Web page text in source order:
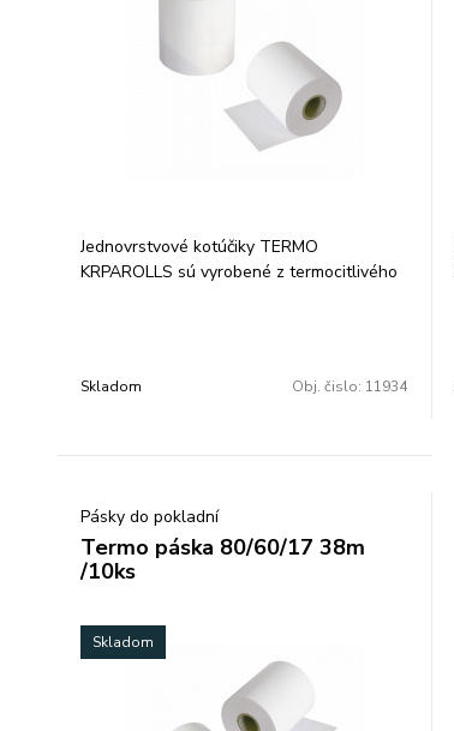
Jednovrstvové kotúčiky TERMO
KRPAROLLS sú vyrobené z termocitlivého
10 ks vo fólii.
Skladom Obj. čislo: 11934
Pásky do pokladní
Termo páska 80/60/17 38m
/10ks
Skladom